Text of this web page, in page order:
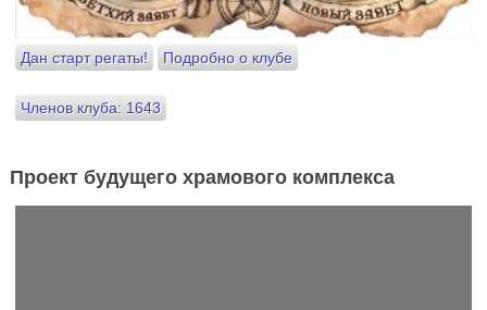
Дан старт регаты! Подробно о клубе
Членов клуба: 1643
Проект будущего храмового комплекса